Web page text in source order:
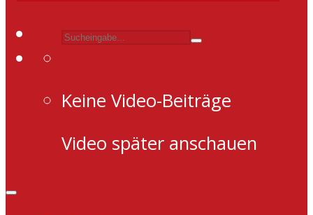
Keine Video-Beiträge
Video später anschauen